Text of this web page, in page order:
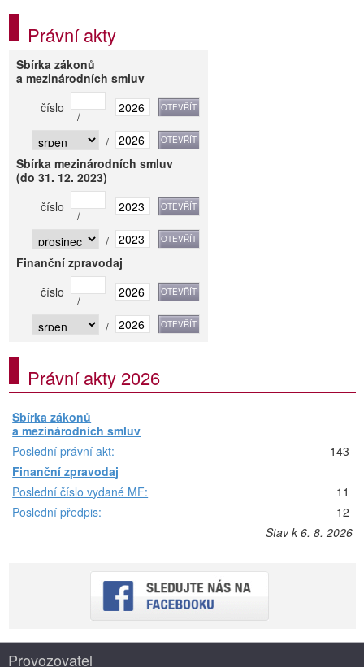
Právní akty
Sbírka zákonů
a mezinárodních smluv
číslo
/
/
Sbírka mezinárodních smluv
(do 31. 12. 2023)
číslo
/
/
Finanční zpravodaj
číslo
/
/
Právní akty 2026
Sbírka zákonů
a mezinárodních smluv
Poslední právní akt:
143
Finanční zpravodaj
Poslední číslo vydané MF:
11
Poslední předpis:
12
Stav k 6. 8. 2026
Provozovatel